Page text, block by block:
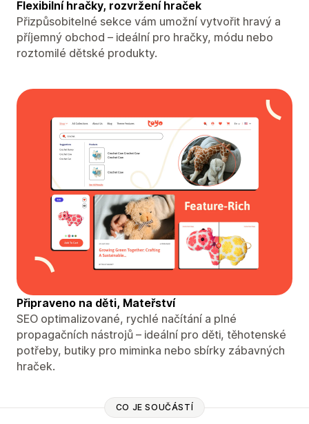
Flexibilní hračky, rozvržení hraček
Přizpůsobitelné sekce vám umožní vytvořit hravý a
příjemný obchod – ideální pro hračky, módu nebo
roztomilé dětské produkty.
Připraveno na děti, Mateřství
SEO optimalizované, rychlé načítání a plné
propagačních nástrojů – ideální pro děti, těhotenské
potřeby, butiky pro miminka nebo sbírky zábavných
hraček.
CO JE SOUČÁSTÍ